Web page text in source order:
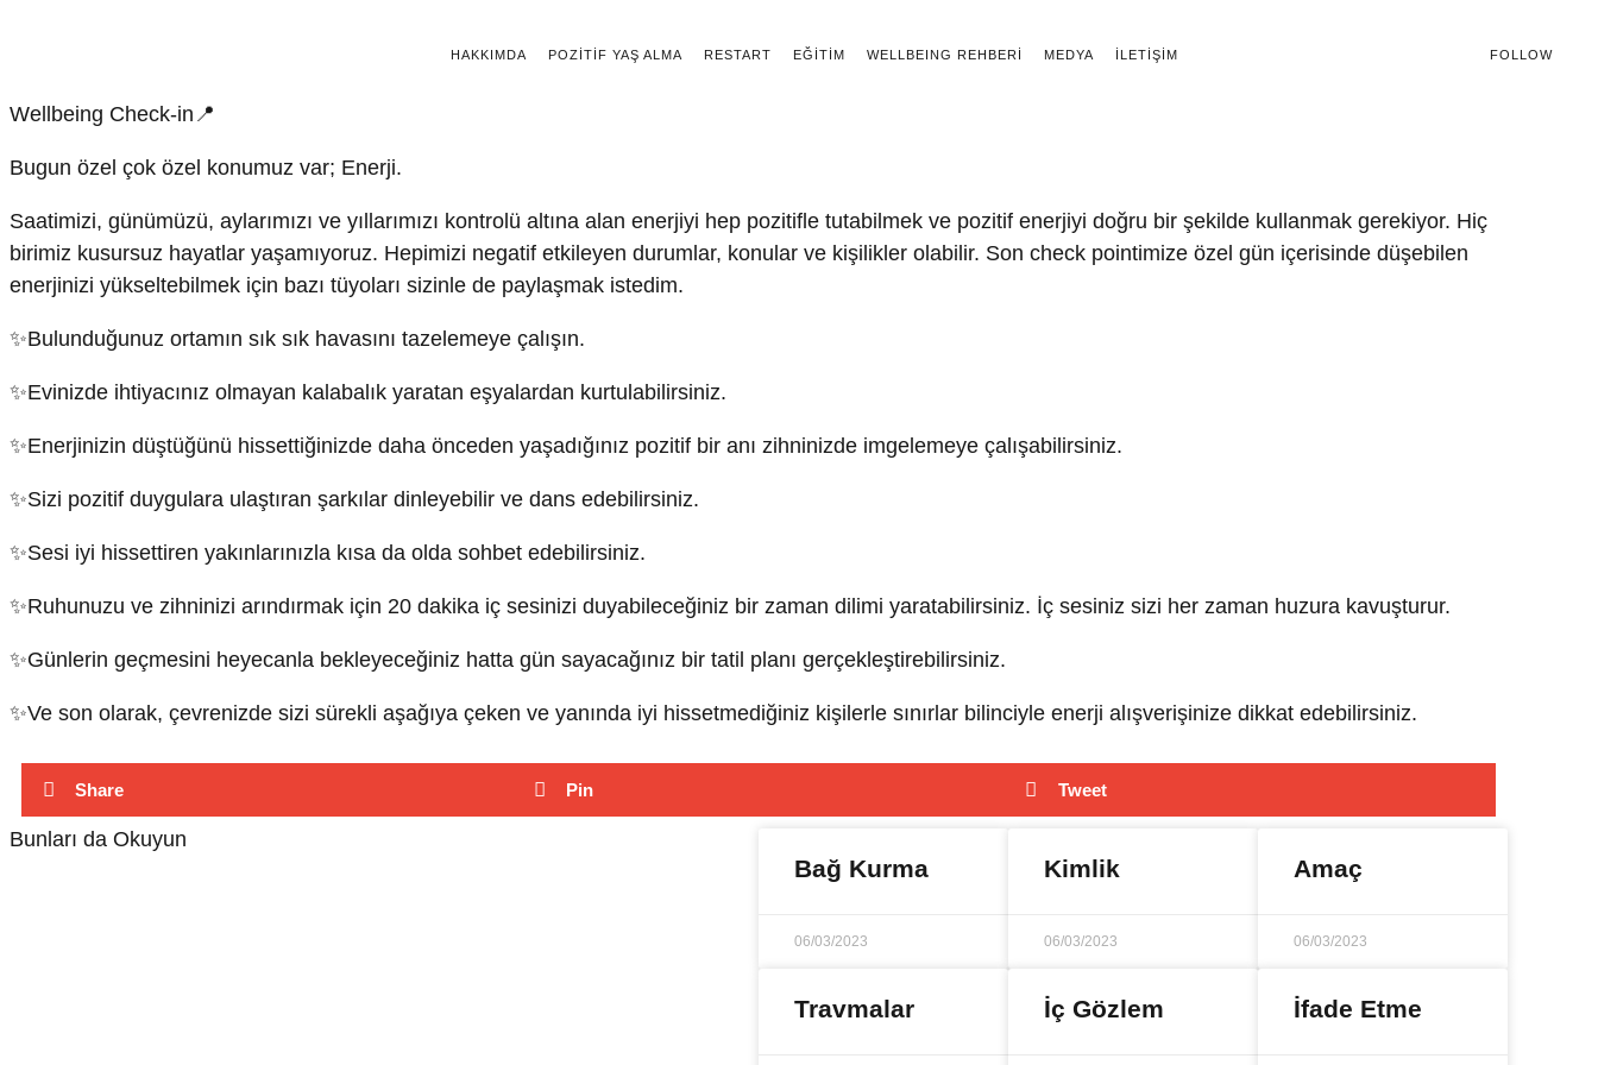
HAKKIMDA POZITIF YAŞ ALMA RESTART EĞITIM WELLBEING REHBERİ MEDYA İLETIŞIM FOLLOW
Wellbeing Check-in📍
Bugun özel çok özel konumuz var; Enerji.
Saatimizi, günümüzü, aylarımızı ve yıllarımızı kontrolü altına alan enerjiyi hep pozitifle tutabilmek ve pozitif enerjiyi doğru bir şekilde kullanmak gerekiyor. Hiç
birimiz kusursuz hayatlar yaşamıyoruz. Hepimizi negatif etkileyen durumlar, konular ve kişilikler olabilir. Son check pointimize özel gün içerisinde düşebilen
enerjinizi yükseltebilmek için bazı tüyoları sizinle de paylaşmak istedim.
✨Bulunduğunuz ortamın sık sık havasını tazelemeye çalışın.
✨Evinizde ihtiyacınız olmayan kalabalık yaratan eşyalardan kurtulabilirsiniz.
✨Enerjinizin düştüğünü hissettiğinizde daha önceden yaşadığınız pozitif bir anı zihninizde imgelemeye çalışabilirsiniz.
✨Sizi pozitif duygulara ulaştıran şarkılar dinleyebilir ve dans edebilirsiniz.
✨Sesi iyi hissettiren yakınlarınızla kısa da olda sohbet edebilirsiniz.
✨Ruhunuzu ve zihninizi arındırmak için 20 dakika iç sesinizi duyabileceğiniz bir zaman dilimi yaratabilirsiniz. İç sesiniz sizi her zaman huzura kavuşturur.
✨Günlerin geçmesini heyecanla bekleyeceğiniz hatta gün sayacağınız bir tatil planı gerçekleştirebilirsiniz.
✨Ve son olarak, çevrenizde sizi sürekli aşağıya çeken ve yanında iyi hissetmediğiniz kişilerle sınırlar bilinciyle enerji alışverişinize dikkat edebilirsiniz.
Share Pin Tweet
Bunları da Okuyun
Bağ Kurma
06/03/2023
Kimlik
06/03/2023
Amaç
06/03/2023
Travmalar İç Gözlem İfade Etme